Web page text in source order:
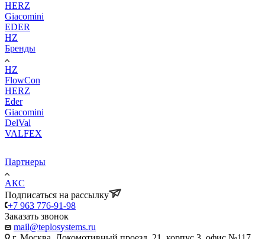
HERZ
Giacomini
EDER
HZ
Бренды
HZ
FlowCon
HERZ
Eder
Giacomini
DelVal
VALFEX
Партнеры
АКС
Подписаться на рассылку
+7 963 776-91-98
Заказать звонок
mail@teplosystems.ru